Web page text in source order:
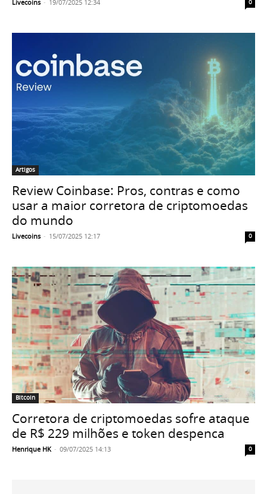
Livecoins - 19/07/2025 12:34 0
Artigos
Review Coinbase: Pros, contras e como
usar a maior corretora de criptomoedas
do mundo
Livecoins - 15/07/2025 12:17 0
Bitcoin
Corretora de criptomoedas sofre ataque
de R$ 229 milhões e token despenca
Henrique HK - 09/07/2025 14:13 0